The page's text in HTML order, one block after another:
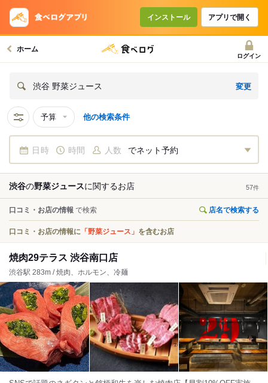
インストール アプリで開く
ホーム
ログイン
渋谷 野菜ジュース 変更
予算 他の検索条件
日時 時間 人数 でネット予約
渋谷の野菜ジュースに関するお店 57件
口コミ・お店の情報 で検索 店名で検索する
口コミ・お店の情報に 「野菜ジュース」 を含むお店
焼肉29テラス 渋谷南口店
渋谷駅 283m / 焼肉、ホルモン、冷麺